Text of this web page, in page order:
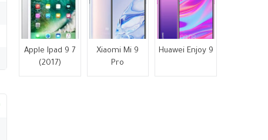
Apple Ipad 9 7
(2017)
Xiaomi Mi 9
Pro
Huawei Enjoy 9